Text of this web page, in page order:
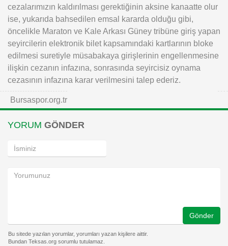
cezalarımızın kaldırılması gerektiğinin aksine kanaatte olur
ise, yukarıda bahsedilen emsal kararda olduğu gibi,
öncelikle Maraton ve Kale Arkası Güney tribüne giriş yapan
seyircilerin elektronik bilet kapsamındaki kartlarının bloke
edilmesi suretiyle müsabakaya girişlerinin engellenmesine
ilişkin cezanın infazına, sonrasında seyircisiz oynama
cezasının infazına karar verilmesini talep ederiz.
Bursaspor.org.tr
YORUM GÖNDER
Gönder